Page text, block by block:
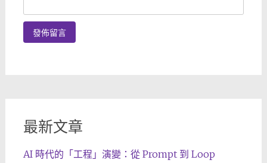
最新文章
AI 時代的「工程」演變：從 Prompt 到 Loop